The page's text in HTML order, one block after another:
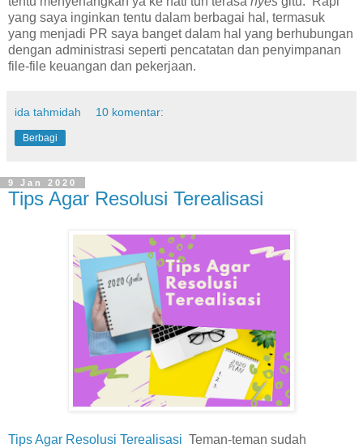
yang saya inginkan tentu dalam berbagai hal, termasuk
yang menjadi PR saya banget dalam hal yang berhubungan
dengan administrasi seperti pencatatan dan penyimpanan
file-file keuangan dan pekerjaan.
ida tahmidah 10 komentar:
Berbagi
9 Jan 2020
Tips Agar Resolusi Terealisasi
Tips Agar Resolusi Terealisasi Teman-teman sudah